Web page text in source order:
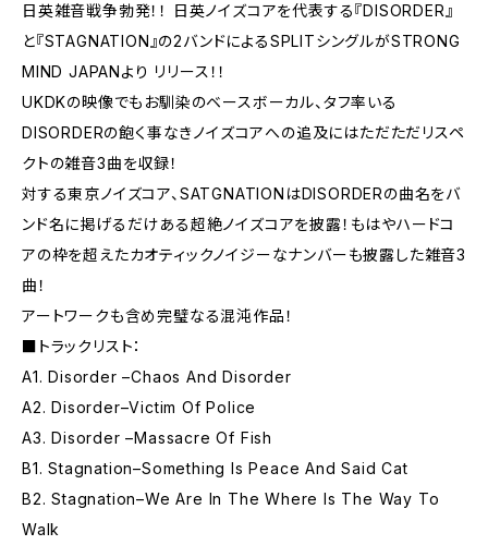
日英雑音戦争勃発！！ 日英ノイズコアを代表する『DISORDER』
と『STAGNATION』の2バンドによるSPLITシングルがSTRONG
MIND JAPANより リリース！！
UKDKの映像でもお馴染のベースボーカル、タフ率いる
DISORDERの飽く事なきノイズコアへの追及にはただただリスペ
クトの雑音3曲を収録！
対する東京ノイズコア、SATGNATIONはDISORDERの曲名をバ
ンド名に掲げるだけある超絶ノイズコアを披露！もはやハードコ
アの枠を超えたカオティックノイジーなナンバーも披露した雑音3
曲！
アートワークも含め完璧なる混沌作品！
■トラックリスト：
A1. Disorder –Chaos And Disorder
A2. Disorder–Victim Of Police
A3. Disorder –Massacre Of Fish
B1. Stagnation–Something Is Peace And Said Cat
B2. Stagnation–We Are In The Where Is The Way To
Walk